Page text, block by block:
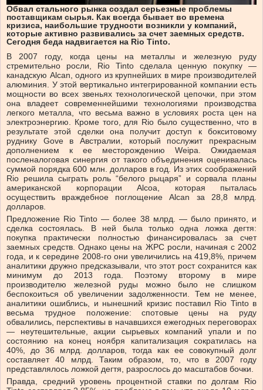
Обвал стального рынка создал серьезные проблемы
поставщикам сырья. Как всегда бывает во времена
кризиса, наибольшие трудности возникли у компаний,
которые активно развивались за счет заемных средств.
Сегодня беда надвигается на Rio Tinto.
В 2007 году, когда цены на металлы и железную руду
стремительно росли, Rio Tinto сделала ценную покупку —
канадскую Alcan, одного из крупнейших в мире производителей
алюминия. У этой вертикально интегрированной компании есть
мощности во всех звеньях технологической цепочки, при этом
она владеет современнейшими технологиями производства
легкого металла, что весьма важно в условиях роста цен на
электроэнергию. Кроме того, для Rio было существенно, что в
результате этой сделки она получит доступ к бокситовому
руднику Gove в Австралии, который послужит прекрасным
дополнением к ее месторождению Weipa. Ожидаемая
посленалоговая синергия от такого объединения оценивалась
суммой порядка 600 млн. долларов в год. Из этих соображений
Rio решила сыграть роль “белого рыцаря” и сорвала планы
американской корпорации Alcoa, которая пыталась
осуществить враждебное поглощение Alcan за 28,8 млрд.
долларов.
Предложение Rio Tinto — более 38 млрд. — было принято, и
сделка состоялась. В ней была только одна ложка дегтя:
покупка практически полностью финансировалась за счет
заемных средств. Однако цены на ЖРС росли, начиная с 2002
года, и к середине 2008-го они увеличились на 419,8%, причем
аналитики дружно предсказывали, что этот рост сохранится как
минимум до 2013 года. Поэтому второму в мире
производителю железной руды можно было не слишком
беспокоиться об увеличении задолженности. Тем не менее,
аналитики ошиблись, и нынешний кризис поставил Rio Tinto в
весьма трудное положение: спотовые цены на руду
обвалились, перспективы в начавшихся ежегодных переговорах
— неутешительные, акции сырьевых компаний упали и по
состоянию на конец ноября капитализация сократилась на
40%, до 36 млрд. долларов, тогда как ее совокупный долг
составляет 40 млрд. Таким образом, то, что в 2007 году
представлялось ложкой дегтя, разрослось до масштабов бочки.
Правда, средний уровень процентной ставки по долгам Rio